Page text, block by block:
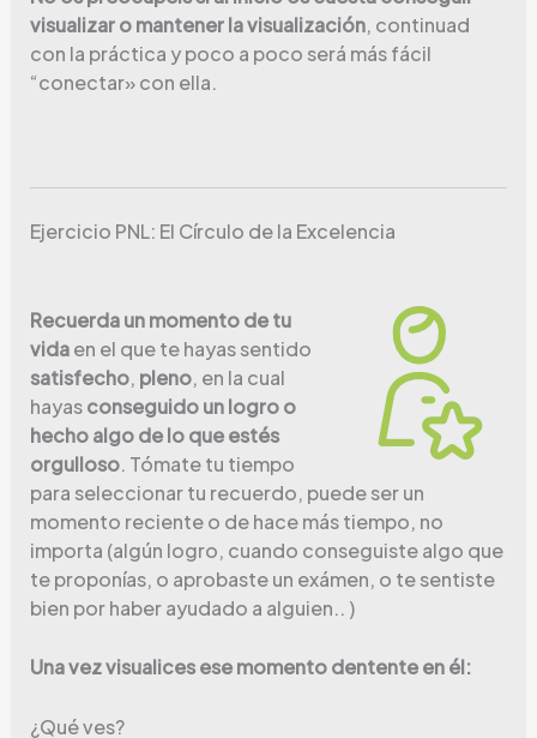
visualizar o mantener la visualización, continuad
con la práctica y poco a poco será más fácil
“conectar» con ella.
Ejercicio PNL: El Círculo de la Excelencia
Recuerda un momento de tu
vidaen el que te hayas sentido
satisfecho, pleno, en la cual
hayasconseguido un logro o
hecho algo de lo que estés
orgulloso. Tómate tu tiempo
para seleccionar tu recuerdo, puede ser un
momento reciente o de hace más tiempo, no
importa (algún logro, cuando conseguiste algo que
te proponías, o aprobaste un exámen, o te sentiste
bien por haber ayudado a alguien.. )
Una vez visualices ese momento dentente en él:
¿Qué ves?